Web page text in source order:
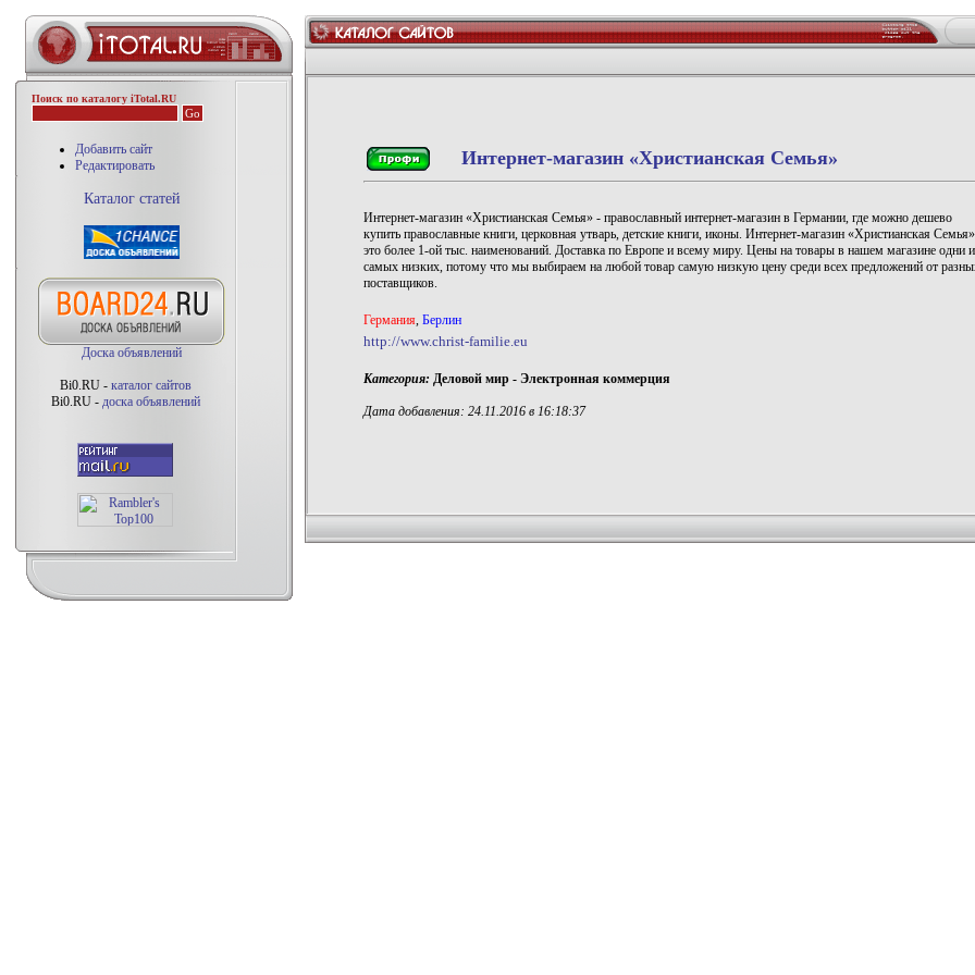
Поиск по каталогу iTotal.RU
Добавить сайт
Редактировать
Каталог статей
Доска объявлений
Bi0.RU - каталог сайтов
Bi0.RU - доска объявлений
Интернет-магазин «Христианская Семья»
Интернет-магазин «Христианская Семья» - православный интернет-магазин в Германии, где можно дешево
купить православные книги, церковная утварь, детские книги, иконы. Интернет-магазин «Христианская Семья»
это более 1-ой тыс. наименований. Доставка по Европе и всему миру. Цены на товары в нашем магазине одни
самых низких, потому что мы выбираем на любой товар самую низкую цену среди всех предложений от
поставщиков.
Германия, Берлин
http://www.christ-familie.eu
Категория: Деловой мир - Электронная коммерция
Дата добавления: 24.11.2016 в 16:18:37